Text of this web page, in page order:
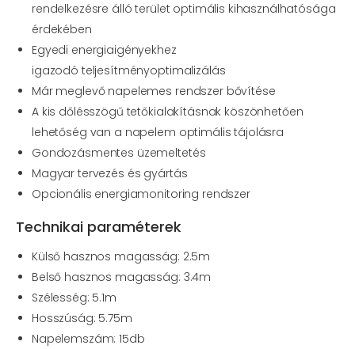
rendelkezésre álló terület optimális kihasználhatósága
érdekében
Egyedi energiaigényekhez
igazodó teljesítményoptimalizálás
Már meglevő napelemes rendszer bővítése
A kis dőlésszögű tetőkialakításnak köszönhetően
lehetőség van a napelem optimális tájolásra
Gondozásmentes üzemeltetés
Magyar tervezés és gyártás
Opcionális energiamonitoring rendszer
Technikai paraméterek
Külső hasznos magasság: 2.5m
Belső hasznos magasság: 3.4m
Szélesség: 5.1m
Hosszúság: 5.75m
Napelemszám: 15db